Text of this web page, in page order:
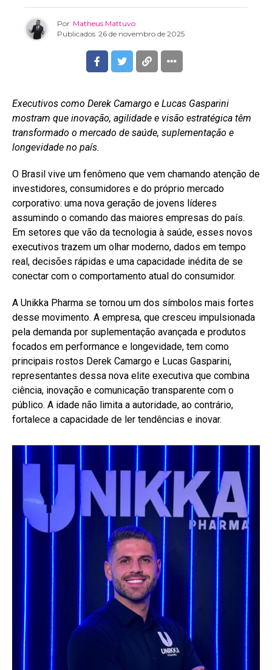
Por Matheus Mattuvo
Publicados 26 de novembro de 2025
Executivos como Derek Camargo e Lucas Gasparini
mostram que inovação, agilidade e visão estratégica têm
transformado o mercado de saúde, suplementação e
longevidade no país.
O Brasil vive um fenômeno que vem chamando atenção de
investidores, consumidores e do próprio mercado
corporativo: uma nova geração de jovens líderes
assumindo o comando das maiores empresas do país.
Em setores que vão da tecnologia à saúde, esses novos
executivos trazem um olhar moderno, dados em tempo
real, decisões rápidas e uma capacidade inédita de se
conectar com o comportamento atual do consumidor.
A Unikka Pharma se tornou um dos símbolos mais fortes
desse movimento. A empresa, que cresceu impulsionada
pela demanda por suplementação avançada e produtos
focados em performance e longevidade, tem como
principais rostos Derek Camargo e Lucas Gasparini,
representantes dessa nova elite executiva que combina
ciência, inovação e comunicação transparente com o
público. A idade não limita a autoridade, ao contrário,
fortalece a capacidade de ler tendências e inovar.